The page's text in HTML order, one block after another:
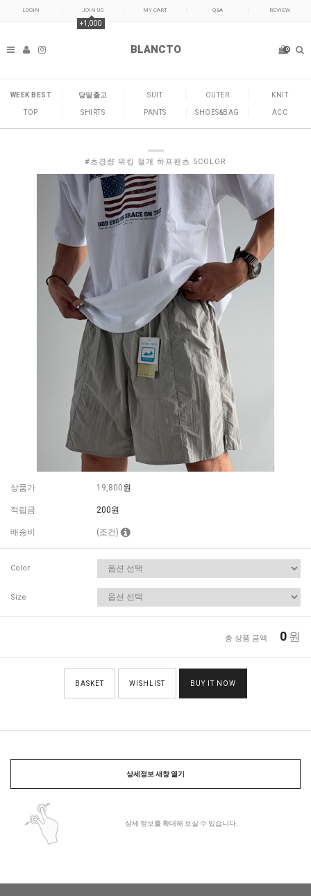
LOGIN JOIN US
+1,000
MY CART Q&A REVIEW
BLANCTO 0
WEEK BEST 당일출고 SUIT OUTER KNIT
TOP SHIRTS PANTS SHOES&BAG ACC
#초경량 위킹 절개 하프팬츠 5COLOR
상품가 19,800원
적립금 200원
배송비 (조건)
Color
Size
총 상품 금액 0 원
BASKET WISHLIST BUY IT NOW
상세정보 새창 열기
상세 정보를 확대해 보실 수 있습니다.